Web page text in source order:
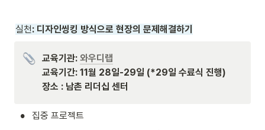
실천: 디자인씽킹 방식으로 현장의 문제해결하기
교육기관: 와우디랩
교육기간: 11월 28일-29일 (*29일 수료식 진행)
장소 : 남촌 리더십 센터
• 집중 프로젝트